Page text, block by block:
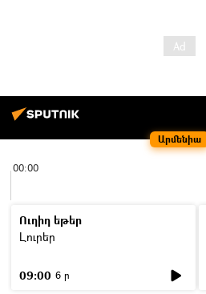
Արմենիա
00:00
Ուղիղ եթեր
Լուրեր
09:00 6 ր